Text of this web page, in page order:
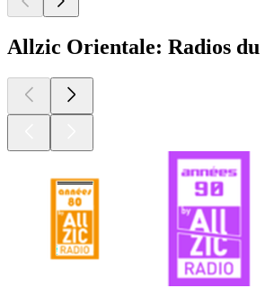
Allzic Orientale: Radios du